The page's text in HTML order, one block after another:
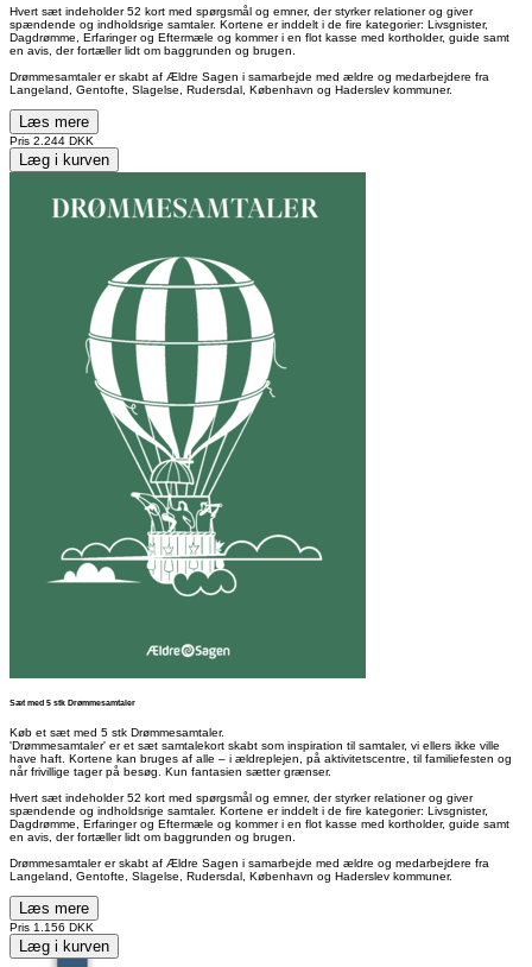
Hvert sæt indeholder 52 kort med spørgsmål og emner, der styrker relationer og giver
spændende og indholdsrige samtaler. Kortene er inddelt i de fire kategorier: Livsgnister,
Dagdrømme, Erfaringer og Eftermæle og kommer i en flot kasse med kortholder, guide samt
en avis, der fortæller lidt om baggrunden og brugen.
Drømmesamtaler er skabt af Ældre Sagen i samarbejde med ældre og medarbejdere fra
Langeland, Gentofte, Slagelse, Rudersdal, København og Haderslev kommuner.
Læs mere
Pris 2.244 DKK
Læg i kurven
Sæt med 5 stk Drømmesamtaler
Køb et sæt med 5 stk Drømmesamtaler.
'Drømmesamtaler' er et sæt samtalekort skabt som inspiration til samtaler, vi ellers ikke ville
have haft. Kortene kan bruges af alle – i ældreplejen, på aktivitetscentre, til familiefesten og
når frivillige tager på besøg. Kun fantasien sætter grænser.
Hvert sæt indeholder 52 kort med spørgsmål og emner, der styrker relationer og giver
spændende og indholdsrige samtaler. Kortene er inddelt i de fire kategorier: Livsgnister,
Dagdrømme, Erfaringer og Eftermæle og kommer i en flot kasse med kortholder, guide samt
en avis, der fortæller lidt om baggrunden og brugen.
Drømmesamtaler er skabt af Ældre Sagen i samarbejde med ældre og medarbejdere fra
Langeland, Gentofte, Slagelse, Rudersdal, København og Haderslev kommuner.
Læs mere
Pris 1.156 DKK
Læg i kurven